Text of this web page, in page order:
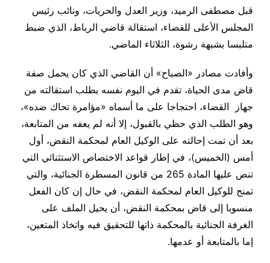
قبل مصطفى الرميد، وزير العدل والحريات، ونائب رئيس
المجلس الأعلى للقضاء، استقالة قاضي الرباط، الذي ضبط
متلبسا بشبهة رشوة، الثلاثاء الماضي.
وأفادت مصادر «الصباح» أن القاضي الذي كان يحمل صفة
قاض مدى الحياة، تقدم في اليوم نفسه بطلب استقالته من
جهاز القضاء، احتجاجا على ما أسماه «مؤامرة تحاك ضده»،
وهو الطلب الذي حظي بالقبول، إلا أنه لم يعفه من المتابعة،
بعد أن تمت إحالته على الوكيل العام لمحكمة النقض، أول
أمس (الخميس)، في إطار قواعد الاختصاص الاستثنائي التي
تنص عليها المادة 265 من قانون المسطرة الجنائية، والتي
تمنح للوكيل العام لمحكمة النقض، في حال إن كان الفعل
منسوبا إلى قاض بمحكمة النقض، أن يحيل الملف على
الغرفة الجنائية بالمحكمة ذاتها للتحقيق فيه واتخاذ المتعين،
إما بالمتابعة أو عدمها.